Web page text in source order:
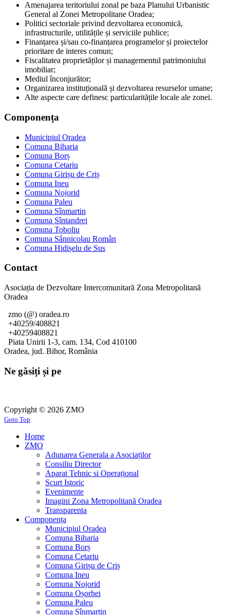
Amenajarea teritoriului zonal pe baza Planului Urbanistic
General al Zonei Metropolitane Oradea;
Politici sectoriale privind dezvoltarea economică,
infrastructurile, utilitățile și serviciile publice;
Finanțarea și/sau co-finanțarea programelor și proiectelor
prioritare de interes comun;
Fiscalitatea proprietăților și managementul patrimoniului
imobiliar;
Mediul înconjurător;
Organizarea instituțională și dezvoltarea resurselor umane;
Alte aspecte care definesc particularitățile locale ale zonei.
Componența
Municipiul Oradea
Comuna Biharia
Comuna Borș
Comuna Cetariu
Comuna Girișu de Criș
Comuna Ineu
Comuna Nojorid
Comuna Paleu
Comuna Sînmartin
Comuna Sîntandrei
Comuna Toboliu
Comuna Sânnicolau Român
Comuna Hidișelu de Sus
Contact
Asociația de Dezvoltare Intercomunitară Zona Metropolitană
Oradea
zmo (@) oradea.ro
+40259/408821
+40259408821
Piata Unirii 1-3, cam. 134, Cod 410100
Oradea, jud. Bihor, România
Ne găsiți și pe
Copyright © 2026 ZMO
Goto Top
Home
ZMO
Adunarea Generala a Asociaților
Consiliu Director
Aparat Tehnic si Operațional
Scurt Istoric
Evenimente
Imagini Zona Metropolitană Oradea
Transparenta
Componența
Municipiul Oradea
Comuna Biharia
Comuna Borș
Comuna Cetariu
Comuna Girișu de Criș
Comuna Ineu
Comuna Nojorid
Comuna Oșorhei
Comuna Paleu
Comuna Sînmartin